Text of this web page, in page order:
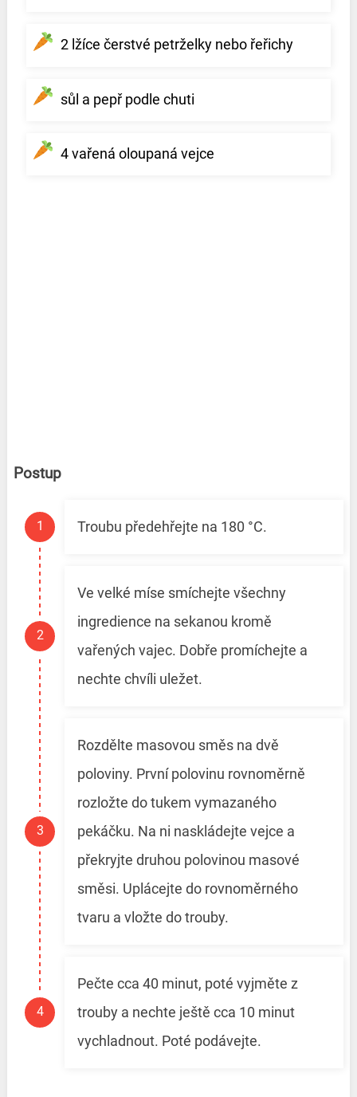
2 lžíce čerstvé petrželky nebo řeřichy
sůl a pepř podle chuti
4 vařená oloupaná vejce
Postup
Troubu předehřejte na 180 °C.
Ve velké míse smíchejte všechny
ingredience na sekanou kromě
vařených vajec. Dobře promíchejte a
nechte chvíli uležet.
Rozdělte masovou směs na dvě
poloviny. První polovinu rovnoměrně
rozložte do tukem vymazaného
pekáčku. Na ni naskládejte vejce a
překryjte druhou polovinou masové
směsi. Uplácejte do rovnoměrného
tvaru a vložte do trouby.
Pečte cca 40 minut, poté vyjměte z
trouby a nechte ještě cca 10 minut
vychladnout. Poté podávejte.